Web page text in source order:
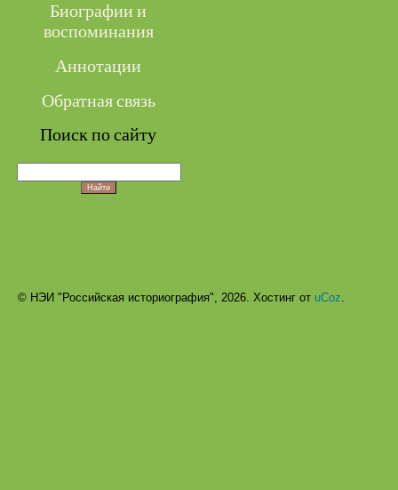
Биографии и
воспоминания
Аннотации
Обратная связь
Поиск по сайту
© НЭИ "Российская историография", 2026. Хостинг от uCoz.